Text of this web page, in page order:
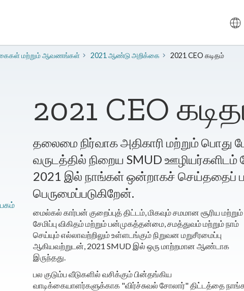
மற்றும் ஆவணங்கள் 2021 ஆண்டு அறிக்கை 2021 CEO கடிதம்
2021 CEO
தலைமை நிர்வாக அதிகாரி மற்றும் பொது
வருடத்தில் நிறைய SMUD
2021 இல் நாங்கள் ஒன்றாகச் செய்ததைப்
பெருமைப்படுகிறேன்.
மைல்கல் கார்பன் குறைப்புத் திட்டம், மிகவும் சமமான சூரிய மற்றும்
சேமிப்பு விகிதம் மற்றும் பன்முகத்தன்மை, சமத்துவம் மற்றும் நாம்
செய்யும் எல்லாவற்றிலும் உள்ளடங்கும் நிறுவன மறுசீரமைப்பு
ஆகியவற்றுடன், 2021 SMUD இல் ஒரு மாற்றமான ஆண்டாக
இருந்தது.
பல குடும்ப வீடுகளில் வசிக்கும் பின்தங்கிய
வாடிக்கையாளர்களுக்காக "விர்ச்சுவல் சோலார்" திட்டத்தை